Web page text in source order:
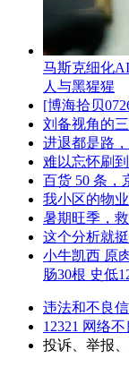
马斯克细化
人与黑猩猩
[博海拾贝
刘备视角的
进退都是路
难以忘怀刷
百货 50 条，
我小区的物
暑期旺季，
这个分析就
小牛凯西 原
肠30根 史低
违法和不良
12321 网络
投诉、举报